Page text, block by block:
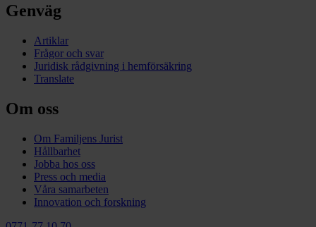
Genväg
Artiklar
Frågor och svar
Juridisk rådgivning i hemförsäkring
Translate
Om oss
Om Familjens Jurist
Hållbarhet
Jobba hos oss
Press och media
Våra samarbeten
Innovation och forskning